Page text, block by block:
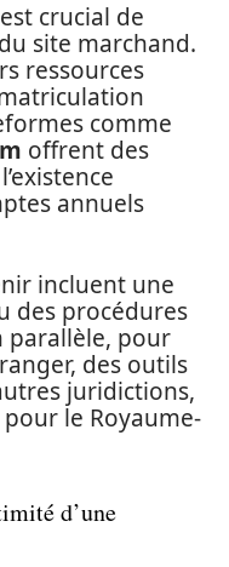
crucial de
site marchand.
ressources
comme
offrent des
annuels
incluent une
des procédures
parallèle, pour
des outils
juridictions,
le Royaume-
d’une